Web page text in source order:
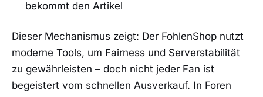
bekommt den Artikel
Dieser Mechanismus zeigt: Der FohlenShop nutzt
moderne Tools, um Fairness und Serverstabilität
zu gewährleisten – doch nicht jeder Fan ist
begeistert vom schnellen Ausverkauf. In Foren